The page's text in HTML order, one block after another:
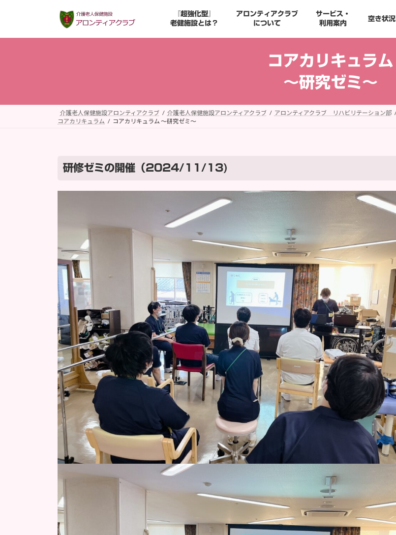
ン
ー
『超強化型』
老健施設とは？
アロンティアクラブ
について
サービス・
利用案内
空き状況
コアカリキュラム
～研究ゼミ～
介護老人保健施設アロンティアクラブ 介護老人保健施設アロンティアクラブ アロンティアクラブ リハビリテーション部
コアカリキュラム
コアカリキュラム ～研究ゼミ～
研修ゼミの開催（2024/11/13)